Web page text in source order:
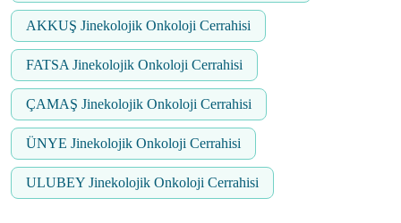
AKKUŞ Jinekolojik Onkoloji Cerrahisi
FATSA Jinekolojik Onkoloji Cerrahisi
ÇAMAŞ Jinekolojik Onkoloji Cerrahisi
ÜNYE Jinekolojik Onkoloji Cerrahisi
ULUBEY Jinekolojik Onkoloji Cerrahisi